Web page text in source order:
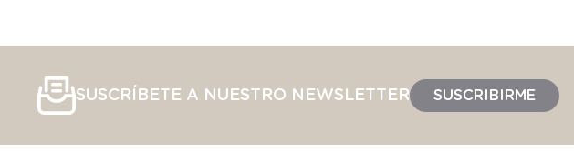
SUSCRÍBETE A NUESTRO NEWSLETTER SUSCRIBIRME